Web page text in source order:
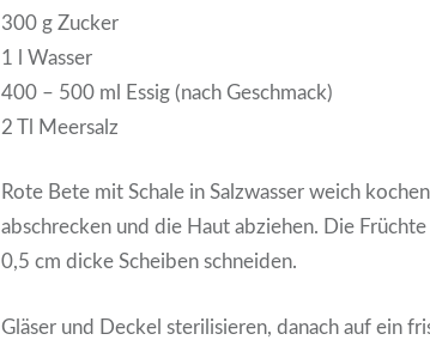
300 g Zucker
1 l Wasser
400 – 500 ml Essig (nach Geschmack)
2 Tl Meersalz
Rote Bete mit Schale in Salzwasser weich
abschrecken und die Haut abziehen. Die
0,5 cm dicke Scheiben schneiden.
Gläser und Deckel sterilisieren, danach auf ein